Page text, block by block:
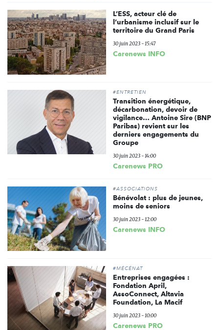
L’ESS, acteur clé de
l’urbanisme inclusif sur le
territoire du Grand Paris
30 juin 2023 - 15:47
Carenews INFO
#ENTRETIEN
Transition énergétique,
décarbonation, devoir de
vigilance… Antoine Sire (BNP
Paribas) revient sur les
derniers engagements du
Groupe
30 juin 2023 - 14:00
Carenews PRO
#ASSOCIATIONS
Bénévolat : plus de jeunes,
moins de seniors
30 juin 2023 - 12:00
Carenews INFO
#MÉCÉNAT
Entreprises engagées :
Fondation April,
AssoConnect, Altavia
Foundation, La Macif
30 juin 2023 - 10:00
Carenews PRO